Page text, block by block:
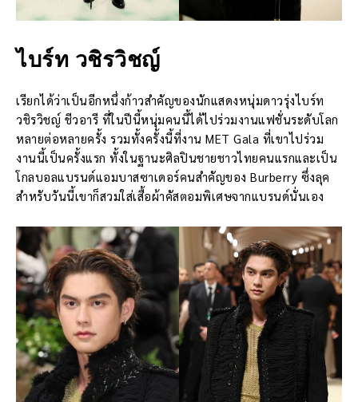
ไบร์ท วชิรวิชญ์
เรียกได้ว่าเป็นอีกหนึ่งก้าวสำคัญของนักแสดงหนุ่มดาวรุ่งไบร์ท
วชิรวิชญ์ ชีวอารี ที่ในปีนี้หนุ่มคนนี้ได้ไปร่วมงานแฟชั่นระดับโลก
หลายต่อหลายครั้ง รวมทั้งครั้งนี้ที่งาน MET Gala ที่เขาไปร่วม
งานนี้เป็นครั้งแรก ทั้งในฐานะศิลปินชายชาวไทยคนแรกและเป็น
โกลบอลแบรนด์แอมบาสซาเดอร์คนสำคัญของ Burberry ซึ่งลุค
สำหรับวันนี้เขาก็สวมใส่เสื้อผ้าคัสตอมพิเศษจากแบรนด์นั่นเอง